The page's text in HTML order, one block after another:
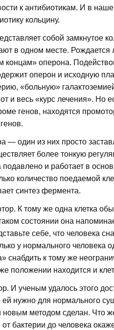
к антибиотикам. И в
кольцину.
собой замкнутое
в одном месте.
оперона.
оперон и исходную
«больную»
и весь «курс лечения». Но
генов, находятся
— один из них просто
более тонкую
и работает в
количество поедаемой
синтез фермента.
К тому же одна клетка
состоянии она
себе, что человека
у нормального человека
снабдить к тому же
положении находится и
И ученым удалось этого
ей нужно для нормального
новым методом сделан. Что
бактерии до человека